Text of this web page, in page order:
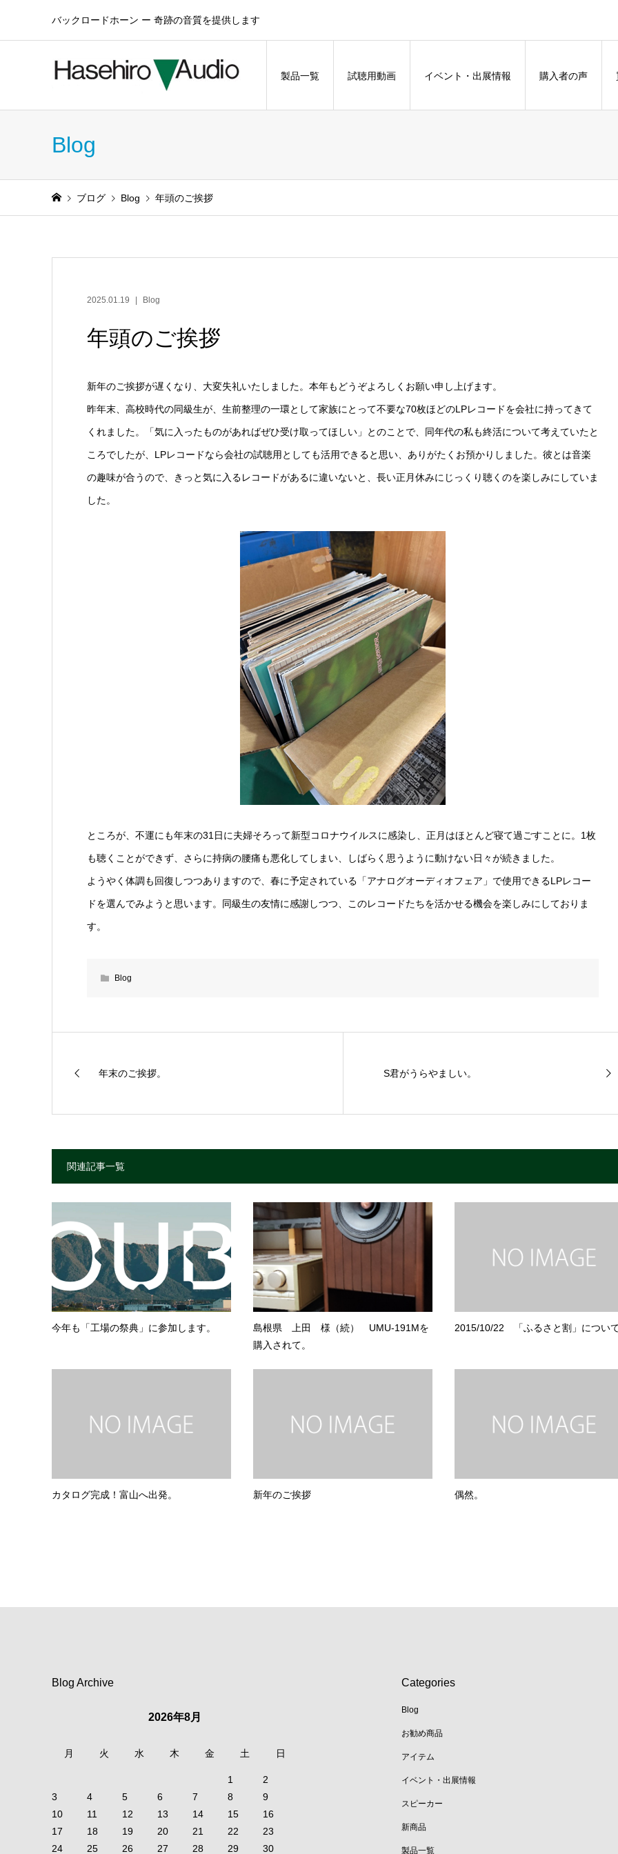
バックロードホーン ー 奇跡の音質を提供します
製品一覧 試聴用動画 イベント・出展情報 購入者の声
Blog
ブログ Blog 年頭のご挨拶
2025.01.19 Blog
年頭のご挨拶
新年のご挨拶が遅くなり、大変失礼いたしました。本年もどうぞよろしくお願い申し上げます。
昨年末、高校時代の同級生が、生前整理の一環として家族にとって不要な70枚ほどのLPレコードを会社に持ってきて
くれました。「気に入ったものがあればぜひ受け取ってほしい」とのことで、同年代の私も終活について考えていたと
ころでしたが、LPレコードなら会社の試聴用としても活用できると思い、ありがたくお預かりしました。彼とは音楽
の趣味が合うので、きっと気に入るレコードがあるに違いないと、長い正月休みにじっくり聴くのを楽しみにしていま
した。
ところが、不運にも年末の31日に夫婦そろって新型コロナウイルスに感染し、正月はほとんど寝て過ごすことに。1枚
も聴くことができず、さらに持病の腰痛も悪化してしまい、しばらく思うように動けない日々が続きました。
ようやく体調も回復しつつありますので、春に予定されている「アナログオーディオフェア」で使用できるLPレコー
ドを選んでみようと思います。同級生の友情に感謝しつつ、このレコードたちを活かせる機会を楽しみにしておりま
す。
Blog
年末のご挨拶。 S君がうらやましい。
関連記事一覧
今年も「工場の祭典」に参加します。
島根県 上田 様（続） UMU-191Mを
購入されて。
2015/10/22 「ふるさと割」につい
カタログ完成！富山へ出発。 新年のご挨拶 偶然。
Blog Archive
2026年8月
月 火 水 木 金 土 日
1
2
3
4 5 6 7 8
9
10
11 12 13 14 15
16
17
18 19 20 21 22
23
24
25 26 27 28 29 30
Categories
Blog
お勧め商品
アイテム
イベント・出展情報
スピーカー
新商品
製品一覧